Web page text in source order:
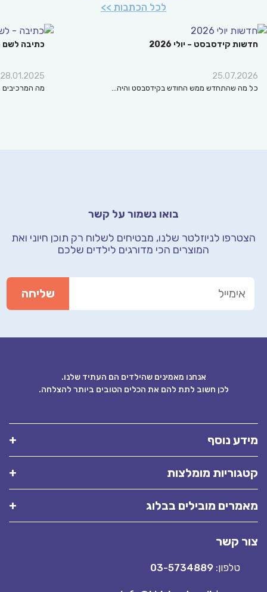
לכל הכתבות >>
חדשות קידסבסט – יולי 2026
25.07.2026
כל מה שהתחדש ממש החודש בקידסבסט והיה…
כתיבה לשם
28.01.2025
מה
בואו נשמור על קשר
הצטרפו לניוזלטר שלנו, מבטיחים לשלוח רק תוכן חיוני ואת
המוצרים הכי מדורגים לילדים שלכם
אנחנו מאמינים שהילדים הם העתיד שלנו.
לכן חשוב לתת להם את הכלים הטובים ביותר להצלחה.
מידע נוסף
קטגוריות מומלצות
מאמרים מובילים בבלוג
צור קשר
טלפון: 03-5734889